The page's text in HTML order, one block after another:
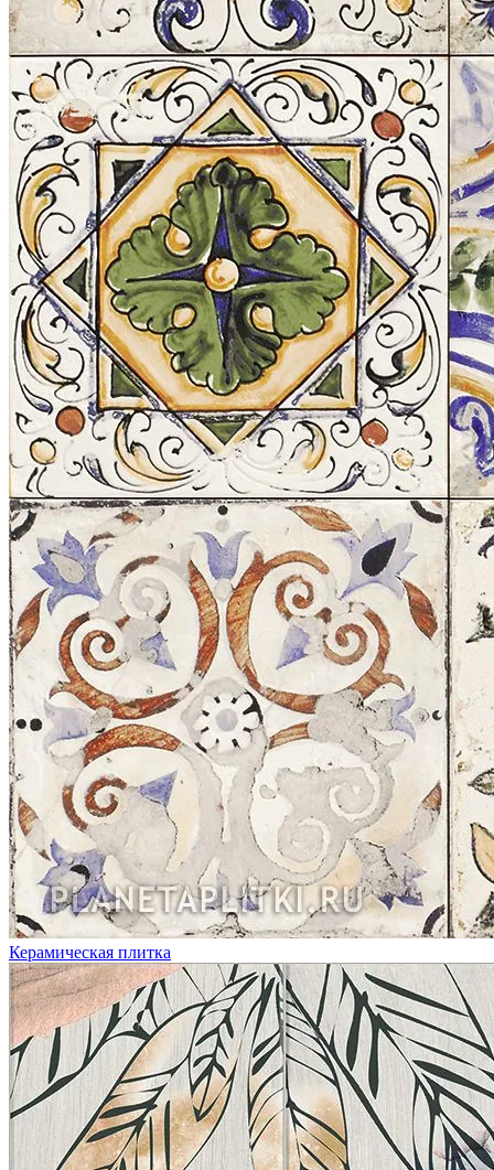
Керамическая плитка